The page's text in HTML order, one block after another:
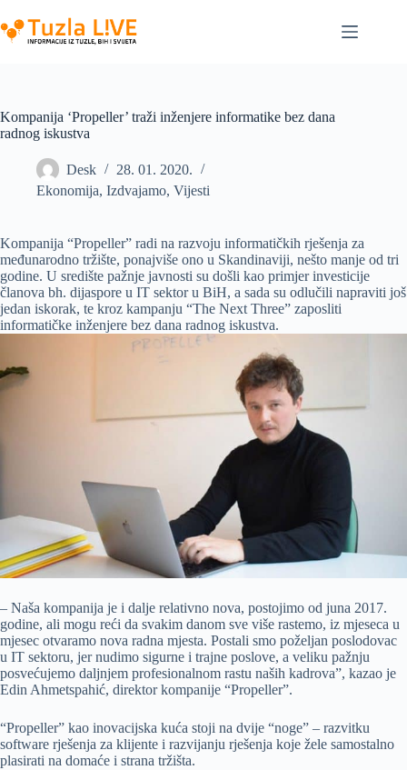
to
content
Kompanija ‘Propeller’ traži inženjere informatike bez dana
radnog iskustva
Desk
28. 01. 2020.
Ekonomija, Izdvajamo, Vijesti
Kompanija “Propeller” radi na razvoju informatičkih rješenja za
međunarodno tržište, ponajviše ono u Skandinaviji, nešto manje od tri
godine. U središte pažnje javnosti su došli kao primjer investicije
članova bh. dijaspore u IT sektor u BiH, a sada su odlučili napraviti još
jedan iskorak, te kroz kampanju “The Next Three” zaposliti
informatičke inženjere bez dana radnog iskustva.
– Naša kompanija je i dalje relativno nova, postojimo od juna 2017.
godine, ali mogu reći da svakim danom sve više rastemo, iz mjeseca u
mjesec otvaramo nova radna mjesta. Postali smo poželjan poslodovac
u IT sektoru, jer nudimo sigurne i trajne poslove, a veliku pažnju
posvećujemo daljnjem profesionalnom rastu naših kadrova”, kazao je
Edin Ahmetspahić, direktor kompanije “Propeller”.
“Propeller” kao inovacijska kuća stoji na dvije “noge” – razvitku
software rješenja za klijente i razvijanju rješenja koje žele samostalno
plasirati na domaće i strana tržišta.